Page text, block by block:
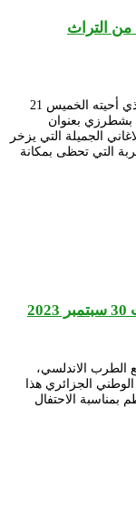
من التراث
قدمت الفنانة المتألقة ليلى بورصالي خلال الحفل الذي أحيته الخميس 21
بشطرزي بعنوان
الجميلة التي يزخر
التي تحظى بمكانة
الاندلسي،
في الساعة 18:00 بالمسرح الوطني الجزائري هذا
بمناسبة الاحتفال